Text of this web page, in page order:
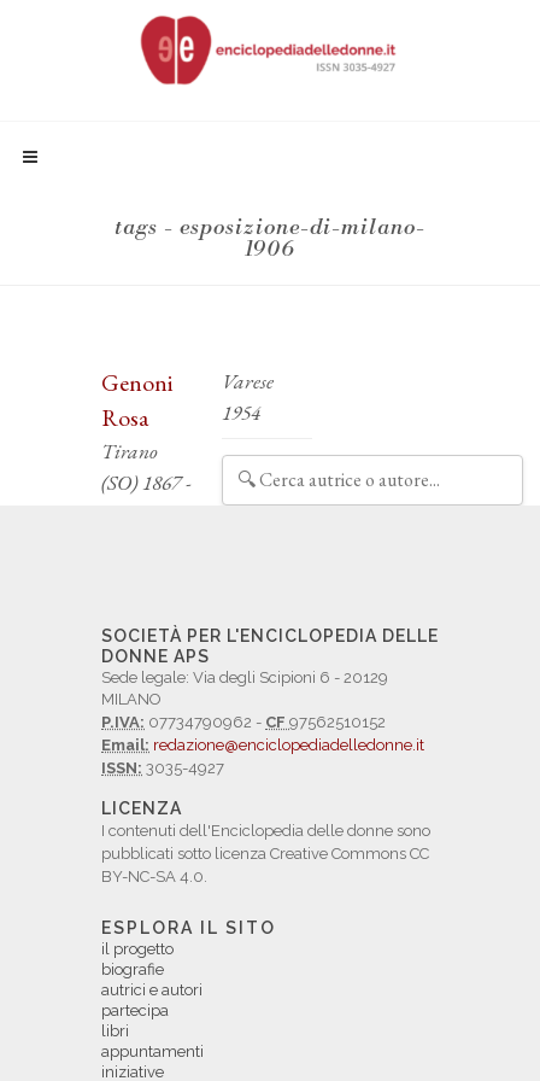
tags - esposizione-di-milano-
1906
Genoni
Rosa
Tirano
(SO) 1867 -
Varese
1954
SOCIETÀ PER L'ENCICLOPEDIA DELLE
DONNE APS
Sede legale: Via degli Scipioni 6 - 20129
MILANO
P.IVA: 07734790962 - CF 97562510152
Email: redazione@enciclopediadelledonne.it
ISSN: 3035-4927
LICENZA
I contenuti dell'Enciclopedia delle donne sono
pubblicati sotto licenza Creative Commons CC
BY-NC-SA 4.0.
ESPLORA IL SITO
il progetto
biografie
autrici e autori
partecipa
libri
appuntamenti
iniziative